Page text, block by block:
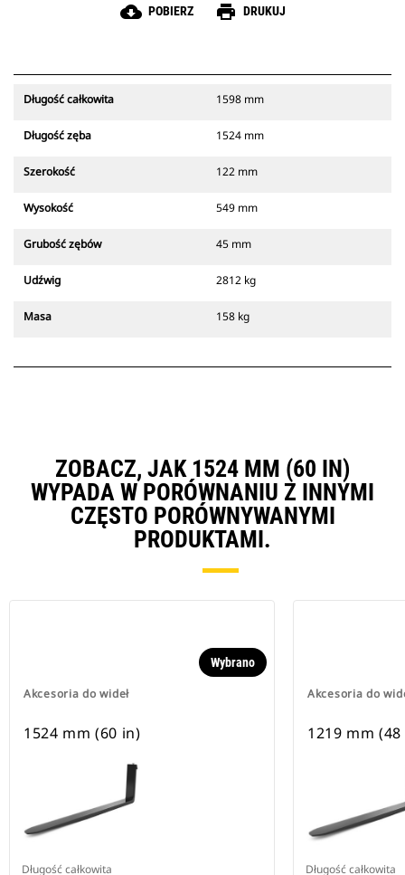
cloud_download POBIERZ print DRUKUJ
Długość całkowita 1598 mm
Długość zęba 1524 mm
Szerokość 122 mm
Wysokość 549 mm
Grubość zębów 45 mm
Udźwig 2812 kg
Masa 158 kg
ZOBACZ, JAK 1524 MM (60 IN)
WYPADA W PORÓWNANIU Z INNYMI
CZĘSTO PORÓWNYWANYMI
PRODUKTAMI.
Akcesoria do wideł
Wybrano
1524 mm (60 in)
Długość całkowita
Akcesoria do
1219 mm
Długość całkowita